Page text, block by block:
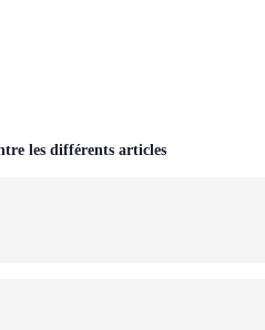
les différents articles